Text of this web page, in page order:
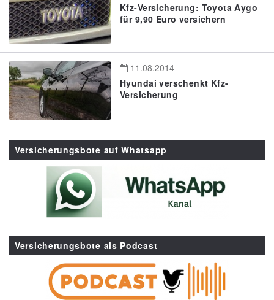
Kfz-Versicherung: Toyota Aygo
für 9,90 Euro versichern
11.08.2014
Hyundai verschenkt Kfz-
Versicherung
Versicherungsbote auf Whatsapp
Versicherungsbote als Podcast